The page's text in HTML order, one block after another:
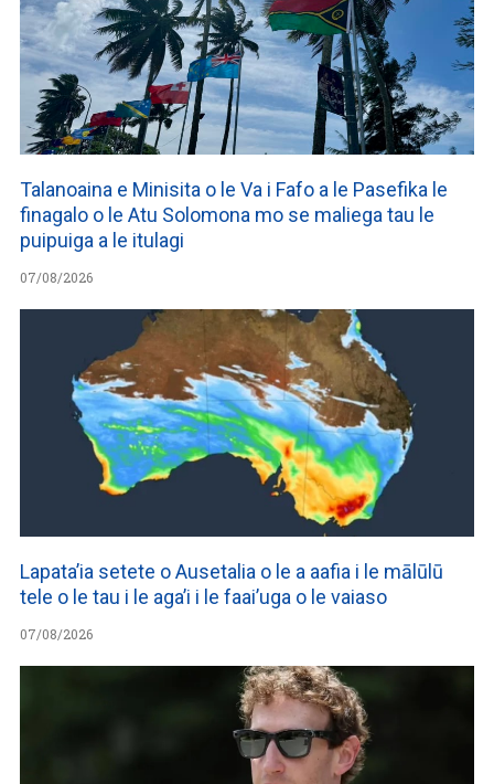
Talanoaina e Minisita o le Va i Fafo a le Pasefika le
finagalo o le Atu Solomona mo se maliega tau le
puipuiga a le itulagi
07/08/2026
Lapata’ia setete o Ausetalia o le a aafia i le mālūlū
tele o le tau i le aga’i i le faai’uga o le vaiaso
07/08/2026